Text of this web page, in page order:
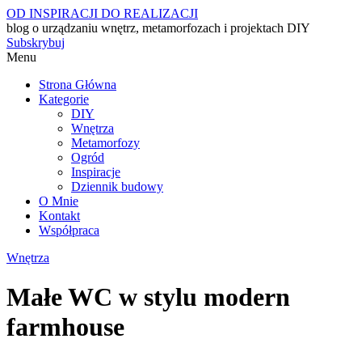
OD INSPIRACJI DO REALIZACJI
blog o urządzaniu wnętrz, metamorfozach i projektach DIY
Subskrybuj
Menu
Strona Główna
Kategorie
DIY
Wnętrza
Metamorfozy
Ogród
Inspiracje
Dziennik budowy
O Mnie
Kontakt
Współpraca
Wnętrza
Małe WC w stylu modern
farmhouse